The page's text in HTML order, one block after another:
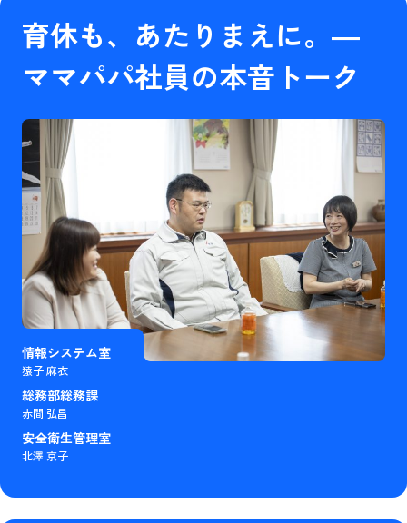
育休も、あたりまえに。―
ママパパ社員の本音トーク
情報システム室
猿子 麻衣
総務部総務課
赤間 弘昌
安全衛生管理室
北澤 京子